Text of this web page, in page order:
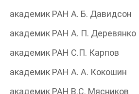
академик РАН А. Б. Давидсон
академик РАН А. П. Деревянко
академик РАН C.П. Карпов
академик РАН А. А. Кокошин
академик РАН B.С. Мясников